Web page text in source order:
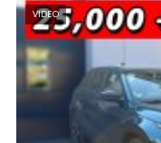
VIDEO